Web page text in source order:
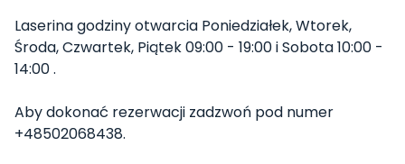
Laserina godziny otwarcia Poniedziałek, Wtorek,
Środa, Czwartek, Piątek 09:00 - 19:00 i Sobota 10:00 -
14:00 .
Aby dokonać rezerwacji zadzwoń pod numer
+48502068438.